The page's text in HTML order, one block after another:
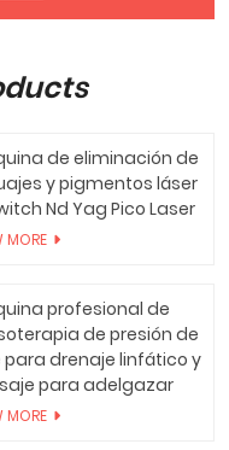
de eliminación de
y pigmentos láser
Nd Yag Pico Laser
MORE
profesional de
de presión de
para drenaje linfático y
para adelgazar
MORE